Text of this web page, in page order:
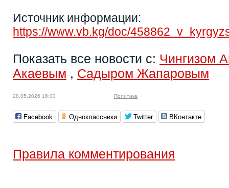
Источник информации:
https://www.vb.kg/doc/
Показать все новости с: Чингизом
Акаевым , Садыром Жапаровым
28.05.2026 16:00 Политика
Facebook Одноклассники Twitter ВКонтакте
Правила комментирования